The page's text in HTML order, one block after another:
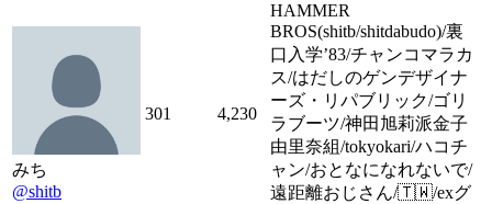
みち
@shitb
301 4,230
HAMMER
BROS(shitb/shitdabudo)/裏
口入学’83/チャンコマラカ
ス/はだしのゲンデザイナ
ーズ・リパブリック/ゴリ
ラブーツ/神田旭莉派金子
由里奈組/tokyokari/ハコチ
ャン/おとなになれないで/
遠距離おじさん/🇹🇼/exグ